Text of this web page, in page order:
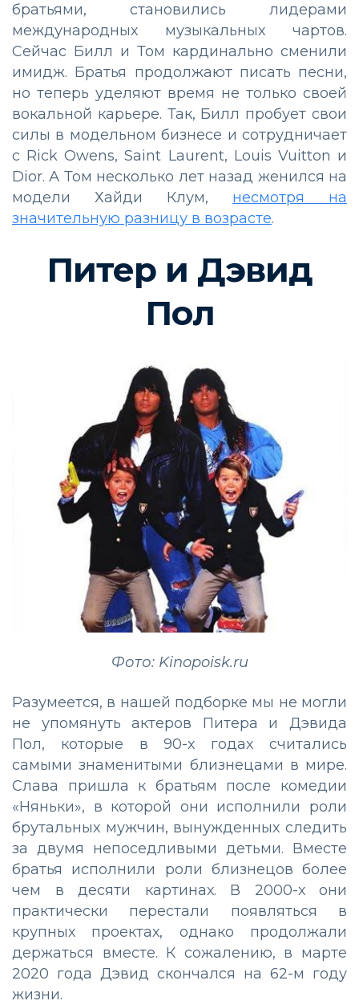
братьями, становились лидерами
международных музыкальных чартов.
Сейчас Билл и Том кардинально сменили
имидж. Братья продолжают писать песни,
но теперь уделяют время не только своей
вокальной карьере. Так, Билл пробует свои
силы в модельном бизнесе и сотрудничает
с Rick Owens, Saint Laurent, Louis Vuitton и
Dior. А Том несколько лет назад женился на
модели Хайди Клум, несмотря на
значительную разницу в возрасте.
Питер и Дэвид
Пол
Фото: Kinopoisk.ru
Разумеется, в нашей подборке мы не могли
не упомянуть актеров Питера и Дэвида
Пол, которые в 90-х годах считались
самыми знаменитыми близнецами в мире.
Слава пришла к братьям после комедии
«Няньки», в которой они исполнили роли
брутальных мужчин, вынужденных следить
за двумя непоседливыми детьми. Вместе
братья исполнили роли близнецов более
чем в десяти картинах. В 2000-х они
практически перестали появляться в
крупных проектах, однако продолжали
держаться вместе. К сожалению, в марте
2020 года Дэвид скончался на 62-м году
жизни.